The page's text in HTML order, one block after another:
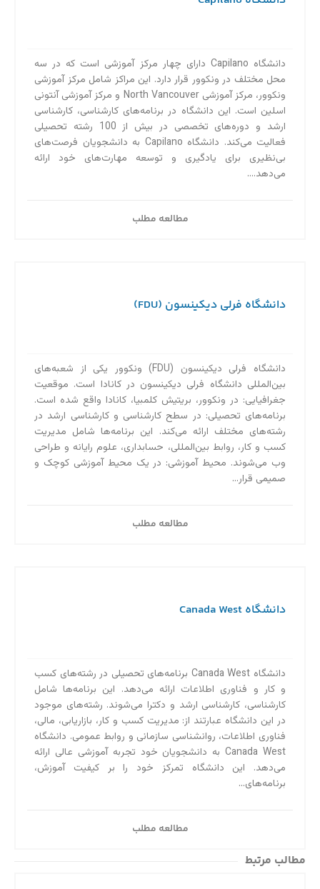
دانشگاه Capilano دارای چهار مرکز آموزشی است که در سه
محل مختلف در ونکوور قرار دارد. این مراکز شامل مرکز آموزشی
ونکوور، مرکز آموزشی North Vancouver و مرکز آموزشی آنتونی
اسلین است. این دانشگاه در برنامه‌های کارشناسی، کارشناسی
ارشد و دوره‌های تخصصی در بیش از 100 رشته تحصیلی
فعالیت می‌کند. دانشگاه Capilano به دانشجویان فرصت‌های
بی‌نظیری برای یادگیری و توسعه مهارت‌های خود ارائه
می‌دهد....
مطالعه مطلب
دانشگاه فرلی دیکینسون (FDU)
دانشگاه فرلی دیکینسون (FDU) ونکوور یکی از شعبه‌های
بین‌المللی دانشگاه فرلی دیکینسون در کانادا است. موقعیت
جغرافیایی: در ونکوور، بریتیش کلمبیا، کانادا واقع شده است.
برنامه‌های تحصیلی: در سطح کارشناسی و کارشناسی ارشد در
رشته‌های مختلف ارائه می‌کند. این برنامه‌ها شامل مدیریت
کسب و کار، روابط بین‌المللی، حسابداری، علوم رایانه و طراحی
وب می‌شوند. محیط آموزشی: در یک محیط آموزشی کوچک و
صمیمی قرار...
مطالعه مطلب
دانشگاه Canada West
دانشگاه Canada West برنامه‌های تحصیلی در رشته‌های کسب
و کار و فناوری اطلاعات ارائه می‌دهد. این برنامه‌ها شامل
کارشناسی، کارشناسی ارشد و دکترا می‌شوند. رشته‌های موجود
در این دانشگاه عبارتند از: مدیریت کسب و کار، بازاریابی، مالی،
فناوری اطلاعات، روانشناسی سازمانی و روابط عمومی. دانشگاه
Canada West به دانشجویان خود تجربه آموزشی عالی ارائه
می‌دهد. این دانشگاه تمرکز خود را بر کیفیت آموزش،
برنامه‌های...
مطالعه مطلب
مطالب مرتبط